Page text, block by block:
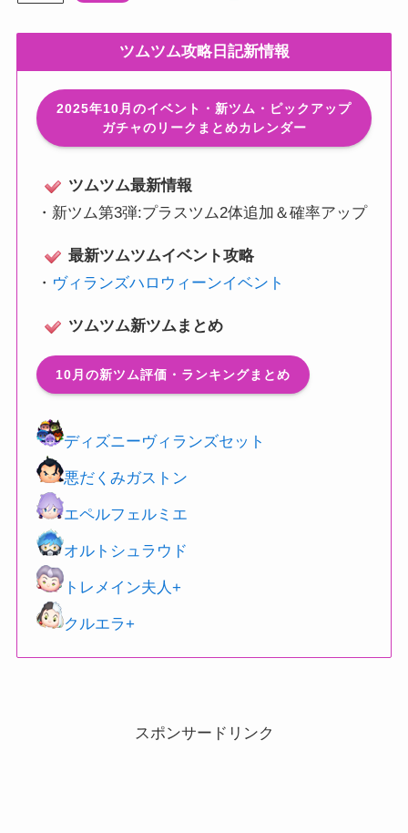
ツムツム攻略日記新情報
2025年10月のイベント・新ツム・ピックアップ
ガチャのリークまとめカレンダー
ツムツム最新情報
・ 新ツム第3弾:プラスツム2体追加＆確率アップ
最新ツムツムイベント攻略
・ ヴィランズハロウィーンイベント
ツムツム新ツムまとめ
10月の新ツム評価・ランキングまとめ
ディズニーヴィランズセット
悪だくみガストン
エペルフェルミエ
オルトシュラウド
トレメイン夫人+
クルエラ+
スポンサードリンク